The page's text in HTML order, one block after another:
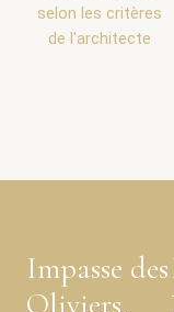
selon les critères
de l'architecte
Impasse des